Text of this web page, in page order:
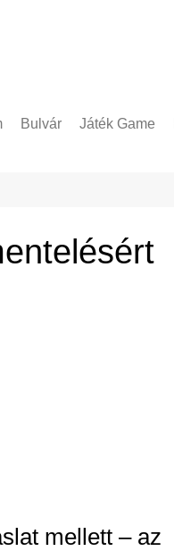
Bulvár Játék Game
mellett – az